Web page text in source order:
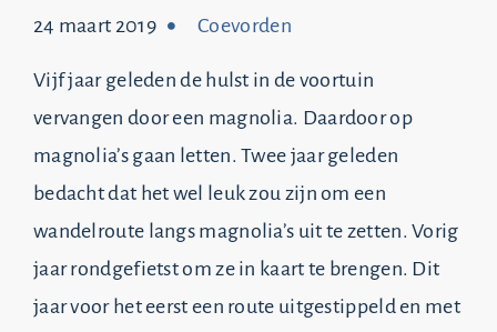
Top 20
24 maart 2019 Coevorden
Vijf jaar geleden de hulst in de voortuin
vervangen door een magnolia. Daardoor op
magnolia’s gaan letten. Twee jaar geleden
bedacht dat het wel leuk zou zijn om een
wandelroute langs magnolia’s uit te zetten. Vorig
jaar rondgefietst om ze in kaart te brengen. Dit
jaar voor het eerst een route uitgestippeld en met